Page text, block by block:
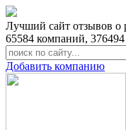
Лучший сайт отзывов о
65584 компаний, 376494
Добавить компанию